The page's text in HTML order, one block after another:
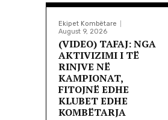
Ekipet Kombëtare
August 9, 2026
(VIDEO) TAFAJ: NGA
AKTIVIZIMI I TË
RINJVE NË
KAMPIONAT,
FITOJNË EDHE
KLUBET EDHE
KOMBËTARJA